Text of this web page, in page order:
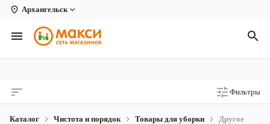
Архангельск
Вологда
Архангельск
Киров
Фильтры
Каталог Чистота и порядок Товары для уборки Другое